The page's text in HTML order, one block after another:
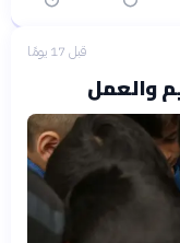
قبل 17 يومًا